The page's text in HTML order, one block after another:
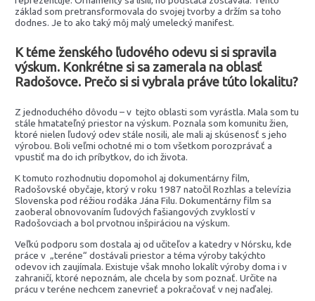
základ som pretransformovala do svojej tvorby a držím sa toho
dodnes. Je to ako taký môj malý umelecký manifest.
K téme ženského ľudového odevu si si spravila
výskum. Konkrétne si sa zamerala na oblasť
Radošovce. Prečo si si vybrala práve túto lokalitu?
Z jednoduchého dôvodu – v tejto oblasti som vyrástla. Mala som tu
stále hmatateľný priestor na výskum. Poznala som komunitu žien,
ktoré nielen ľudový odev stále nosili, ale mali aj skúsenosť s jeho
výrobou. Boli veľmi ochotné mi o tom všetkom porozprávať a
vpustiť ma do ich príbytkov, do ich života.
K tomuto rozhodnutiu dopomohol aj dokumentárny film,
Radošovské obyčaje, ktorý v roku 1987 natočil Rozhlas a televízia
Slovenska pod réžiou rodáka Jána Filu. Dokumentárny film sa
zaoberal obnovovaním ľudových fašiangových zvyklostí v
Radošovciach a bol prvotnou inšpiráciou na výskum.
Veľkú podporu som dostala aj od učiteľov a katedry v Nórsku, kde
práce v „teréne“ dostávali priestor a téma výroby takýchto
odevov ich zaujímala. Existuje však mnoho lokalít výroby doma i v
zahraničí, ktoré nepoznám, ale chcela by som poznať. Určite na
prácu v teréne nechcem zanevrieť a pokračovať v nej naďalej.